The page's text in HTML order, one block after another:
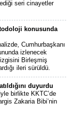
seri cinayetler
konusunda
Cumhurbaşkanı
izlenecek
Birleşmiş
ileri sürüldü.
duyurdu
birlikte KKTC’de
Zakaria Bibi’nin